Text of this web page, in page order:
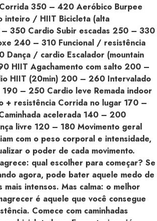
350 – 420 Aeróbico Burpee
/ HIIT Bicicleta (alta
350 Cardio Subir escadas 250 – 330
240 – 310 Funcional / resistência
Dança / cardio Escalador (mountain
HIIT Agachamento com salto 200 –
HIIT (20min) 200 – 260 Intervalado
190 – 250 Cardio leve Remada indoor
+ resistência Corrida no lugar 170 –
acelerada 140 – 200
livre 120 – 180 Movimento geral
com o peso corporal e intensidade,
o poder de cada movimento.
qual escolher para começar? Se
agora, pode bater aquele medo de
mais intensos. Mas calma: o melhor
é aquele que você consegue
Comece com caminhadas